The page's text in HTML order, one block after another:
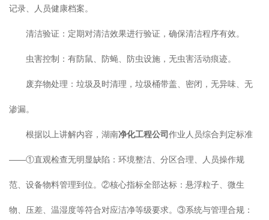
记录、人员健康档案。
清洁验证：定期对清洁效果进行验证，确保清洁程序有效。
虫害控制：有防鼠、防蝇、防虫设施，无虫害活动痕迹。
废弃物处理：垃圾及时清理，垃圾桶带盖、密闭，无异味、无
渗漏。
根据以上讲解内容，湖南净化工程公司作业人员综合判定标准
——①直观检查无明显缺陷：环境整洁、分区合理、人员操作规
范、设备物料管理到位。②核心指标全部达标：悬浮粒子、微生
物、压差、温湿度等符合对应洁净等级要求。③系统与管理合规：